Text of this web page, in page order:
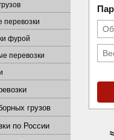
перевозки
фурой
перевозки
грузов
по России